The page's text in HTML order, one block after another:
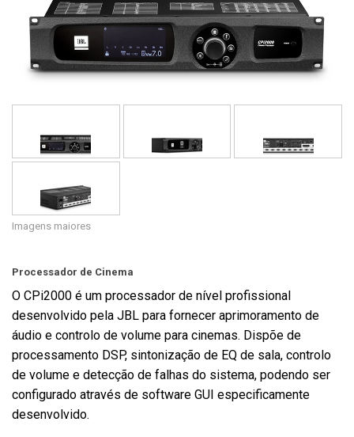
Idioma/Região
Imagens maiores
Processador de Cinema
O CPi2000 é um processador de nível profissional
desenvolvido pela JBL para fornecer aprimoramento de
áudio e controlo de volume para cinemas. Dispõe de
processamento DSP, sintonização de EQ de sala, controlo
de volume e detecção de falhas do sistema, podendo ser
configurado através de software GUI especificamente
desenvolvido.